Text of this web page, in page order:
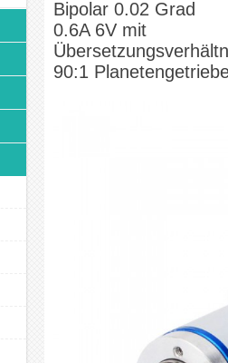
Bipolar 0.02 Grad
0.6A 6V mit
90:1